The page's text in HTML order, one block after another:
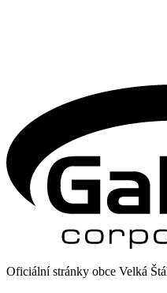
Oficiální stránky obce Velká